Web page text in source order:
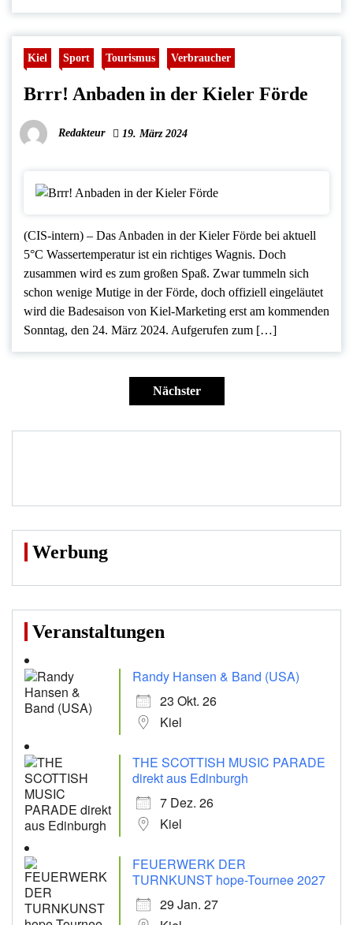
Kiel Sport Tourismus Verbraucher
Brrr! Anbaden in der Kieler Förde
Redakteur 19. März 2024
(CIS-intern) – Das Anbaden in der Kieler Förde bei aktuell
5°C Wassertemperatur ist ein richtiges Wagnis. Doch
zusammen wird es zum großen Spaß. Zwar tummeln sich
schon wenige Mutige in der Förde, doch offiziell eingeläutet
wird die Badesaison von Kiel-Marketing erst am kommenden
Sonntag, den 24. März 2024. Aufgerufen zum […]
Nächster
Werbung
Veranstaltungen
Randy Hansen & Band (USA)
23 Okt. 26
Kiel
THE SCOTTISH MUSIC PARADE
direkt aus Edinburgh
7 Dez. 26
Kiel
FEUERWERK DER
TURNKUNST hope-Tournee 2027
29 Jan. 27